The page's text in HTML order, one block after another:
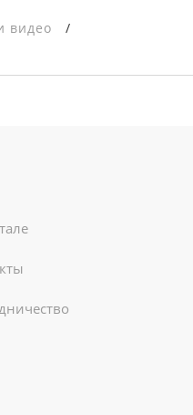
видео